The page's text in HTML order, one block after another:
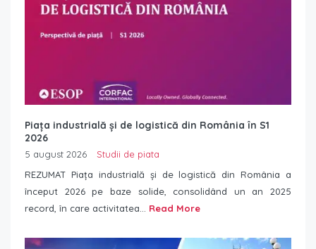
Piața industrială și de logistică din România în S1
2026
5 august 2026
Studii de piata
REZUMAT Piața industrială și de logistică din România a
început 2026 pe baze solide, consolidând un an 2025
record, în care activitatea... Read More